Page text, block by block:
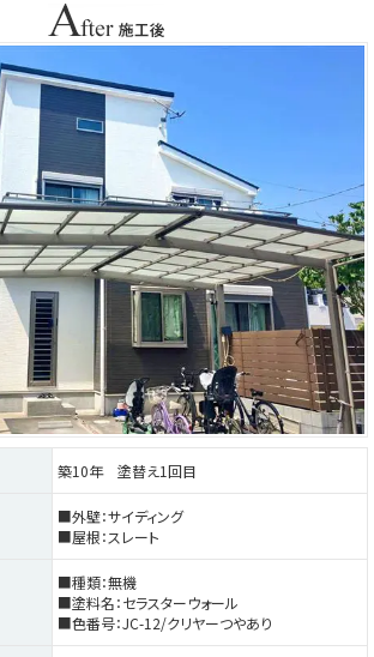
築10年 塗替え1回目
■外壁：サイディング
■屋根：スレート
■種類：無機
■塗料名：セラスターウォール
■色番号：JC-12/クリヤーつやあり